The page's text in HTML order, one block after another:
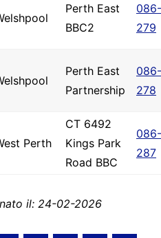
Perth East
BBC2
086-
279
Perth East
Partnership
086-
278
Perth
CT 6492
Kings Park
Road BBC
086-
287
il: 24-02-2026